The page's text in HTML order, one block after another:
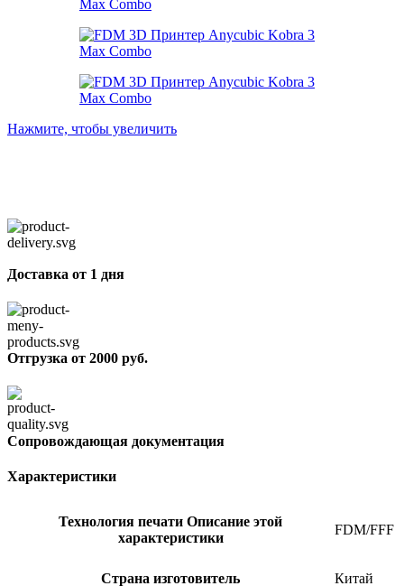
Нажмите, чтобы увеличить
Доставка от 1 дня
Отгрузка от 2000 руб.
Сопровождающая документация
Характеристики
Технология печати Описание этой
характеристики
FDM/FFF
Страна изготовитель Китай